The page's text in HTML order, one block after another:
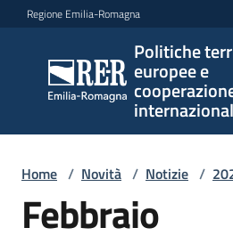
Vai al contenuto
Vai alla navigazione
Vai al footer
Regione Emilia-Romagna
Politiche
europee e
Politiche
territoriali,
europee e
cooperazione
Argomenti
Home / Novità / Notizie /
Febbraio